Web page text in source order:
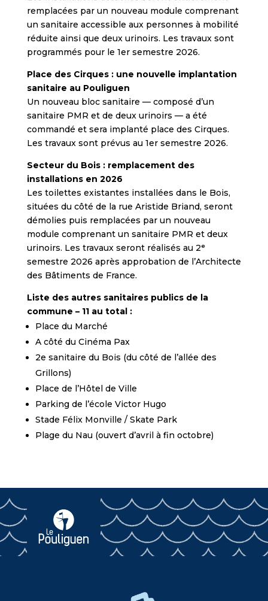
remplacées par un nouveau module comprenant
un sanitaire accessible aux personnes à mobilité
réduite ainsi que deux urinoirs. Les travaux sont
programmés pour le 1er semestre 2026.
Place des Cirques : une nouvelle implantation
sanitaire au Pouliguen
Un nouveau bloc sanitaire — composé d’un
sanitaire PMR et de deux urinoirs — a été
commandé et sera implanté place des Cirques.
Les travaux sont prévus au 1er semestre 2026.
Secteur du Bois : remplacement des
installations en 2026
Les toilettes existantes installées dans le Bois,
situées du côté de la rue Aristide Briand, seront
démolies puis remplacées par un nouveau
module comprenant un sanitaire PMR et deux
urinoirs. Les travaux seront réalisés au 2ᵉ
semestre 2026 après approbation de l’Architecte
des Bâtiments de France.
Liste des autres sanitaires publics de la
commune – 11 au total :
Place du Marché
A côté du Cinéma Pax
2e sanitaire du Bois (du côté de l’allée des
Grillons)
Place de l’Hôtel de Ville
Parking de l’école Victor Hugo
Stade Félix Monville / Skate Park
Plage du Nau (ouvert d’avril à fin octobre)